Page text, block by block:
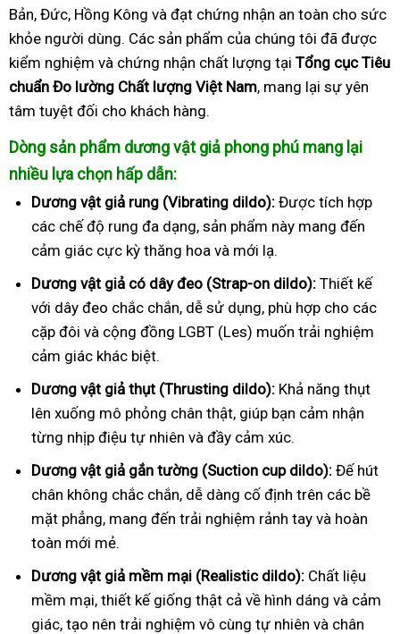
Bản, Đức, Hồng Kông và đạt chứng nhận an toàn cho sức
khỏe người dùng. Các sản phẩm của chúng tôi đã được
kiểm nghiệm và chứng nhận chất lượng tại Tổng cục Tiêu
chuẩn Đo lường Chất lượng Việt Nam, mang lại sự yên
tâm tuyệt đối cho khách hàng.
Dòng sản phẩm dương vật giả phong phú mang lại
nhiều lựa chọn hấp dẫn:
Dương vật giả rung (Vibrating dildo): Được tích hợp
các chế độ rung đa dạng, sản phẩm này mang đến
cảm giác cực kỳ thăng hoa và mới lạ.
Dương vật giả có dây đeo (Strap-on dildo): Thiết kế
với dây đeo chắc chắn, dễ sử dụng, phù hợp cho các
cặp đôi và cộng đồng LGBT (Les) muốn trải nghiệm
cảm giác khác biệt.
Dương vật giả thụt (Thrusting dildo): Khả năng thụt
lên xuống mô phỏng chân thật, giúp bạn cảm nhận
từng nhịp điệu tự nhiên và đầy cảm xúc.
Dương vật giả gắn tường (Suction cup dildo): Đế hút
chân không chắc chắn, dễ dàng cố định trên các bề
mặt phẳng, mang đến trải nghiệm rảnh tay và hoàn
toàn mới mẻ.
Dương vật giả mềm mại (Realistic dildo): Chất liệu
mềm mại, thiết kế giống thật cả về hình dáng và cảm
giác, tạo nên trải nghiệm vô cùng tự nhiên và chân